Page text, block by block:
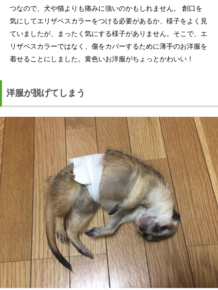
つなので、犬や猫よりも痛みに強いのかもしれません。 創口を
気にしてエリザベスカラーをつける必要があるか、様子をよく見
ていましたが、まったく気にする様子がありません。そこで、エ
リザベスカラーではなく、傷をカバーするために薄手のお洋服を
着せることにしました。黄色いお洋服がちょっとかわいい！
洋服が脱げてしまう